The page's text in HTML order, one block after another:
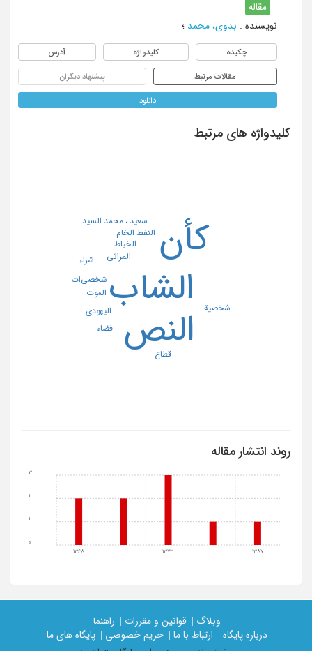
مقاله
نویسنده : بدوی، محمد ؛
چکیده کلیدواژه آدرس
مقالات مرتبط پیشنهاد دیگران
دانلود
کلیدواژه های مرتبط
الشاب
النص
کأن المراثی
سعید ، محمد السید
الخیاط
الموت
النفط الخام
الیهودی
شخصی‌ات
شخصیة
شراء
فضاء
قطاع
روند انتشار مقاله
1368 1373 1387
0
1
2
3
وبلاگ | قوانین و مقررات |
راهنما
درباره پایگاه |
ارتباط با ما | حریم خصوصی |
پایگاه های ما